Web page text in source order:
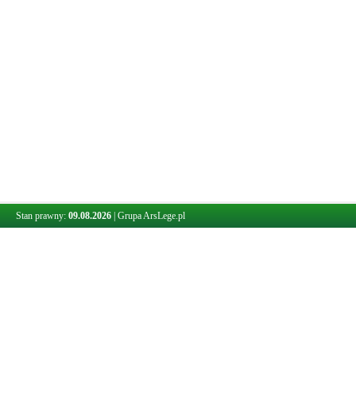
Stan prawny: 09.08.2026 Grupa ArsLege.pl